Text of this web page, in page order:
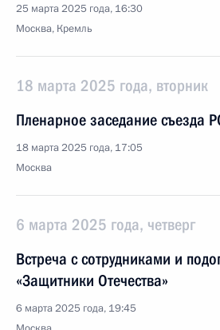
25 марта 2025 года, 16:30
Москва, Кремль
18 марта 2025 года, вторник
Пленарное заседание съезда
18 марта 2025 года, 17:05
Москва
6 марта 2025 года, четверг
Встреча с сотрудниками и
«Защитники Отечества»
6 марта 2025 года, 19:45